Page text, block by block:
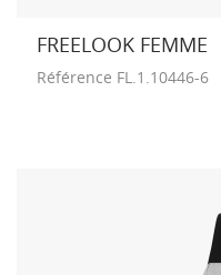
FREELOOK FEMME
Référence FL.1.10446-6